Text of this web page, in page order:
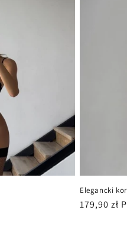
Elegancki
Cena
179,90 zł